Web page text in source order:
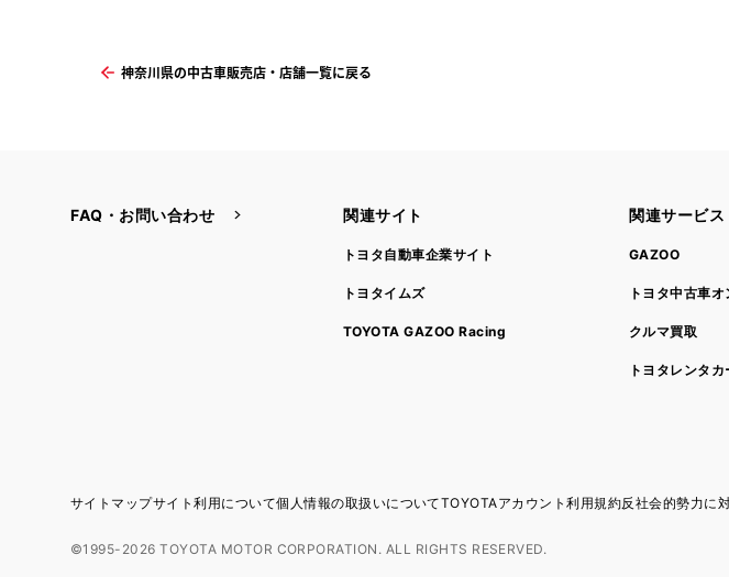
神奈川県の中古車販売店・店舗一覧に戻る
FAQ・お問い合わせ 関連サイト
トヨタ自動車企業サイト
トヨタイムズ
TOYOTA GAZOO Racing
関連サービス
GAZOO
トヨタ中古車
クルマ買取
トヨタレンタカ
サイトマップサイト利用について個人情報の取扱いについてTOYOTAアカウント利用規約反社会的勢力に
©1995-2026 TOYOTA MOTOR CORPORATION. ALL RIGHTS RESERVED.